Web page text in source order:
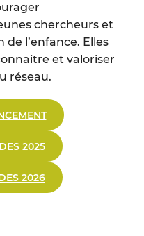
chercheurs et
l’enfance. Elles
et valoriser
réseau.
2025
2026